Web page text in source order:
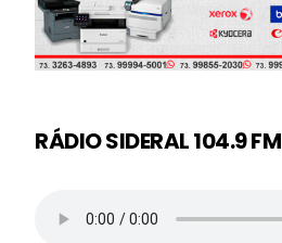
RÁDIO SIDERAL 104.9 FM